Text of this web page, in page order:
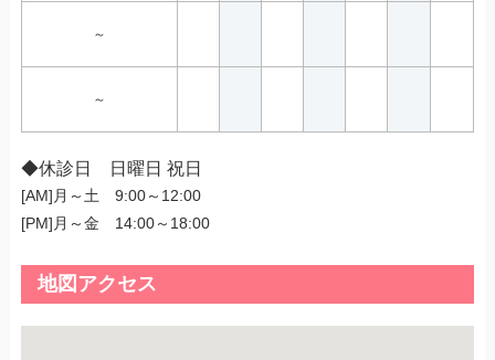
～
～
◆休診日 日曜日 祝日
[AM]月～土 9:00～12:00
[PM]月～金 14:00～18:00
地図アクセス